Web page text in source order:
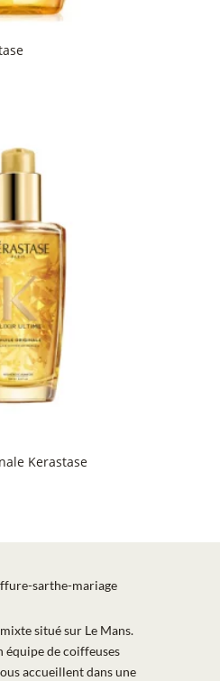
Kerastase
situé sur Le Mans.
équipe de coiffeuses
accueillent dans une